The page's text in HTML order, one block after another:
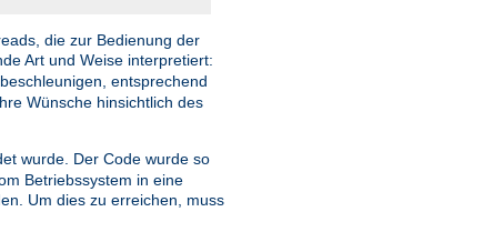
die zur Bedienung der
Art und Weise interpretiert:
entsprechend
Wünsche hinsichtlich des
wurde. Der Code wurde so
Betriebssystem in eine
Um dies zu erreichen, muss